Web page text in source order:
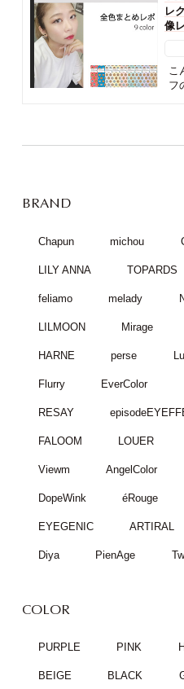
レ
像
こ
フ
BRAND
Chapun michou
LILY ANNA TOPARDS
feliamo melady
LILMOON Mirage
HARNE perse
Flurry EverColor
RESAY
FALOOM LOUER
Viewm AngelColor
DopeWink éRouge
EYEGENIC ARTIRAL
Diya PienAge
COLOR
PURPLE PINK
BEIGE BLACK